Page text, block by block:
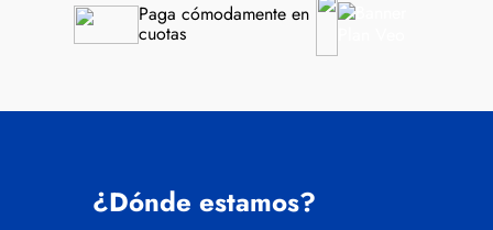
Paga cómodamente en
cuotas
¿Dónde estamos?